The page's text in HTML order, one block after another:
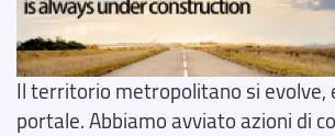
Il territorio metropolitano si evolve,
portale. Abbiamo avviato azioni di